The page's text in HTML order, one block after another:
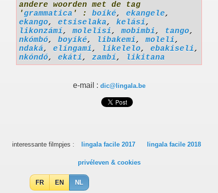
andere woorden met de tag
'grammatica ' : boíké, ekangele,
ekango, etsiselaka, kelási,
likonzámí,molelisi,mobimbi, tango,
nkómbó, boyíké, libakemi,moleli,
ndaká, elíngami, likelelo, ebakiseli,
nkóndó, ekáti, zambí, likitana
e-mail : dic@lingala.be
interessante filmpjes : lingala facile 2017 lingala facile 2018
privéleven & cookies
FR EN NL